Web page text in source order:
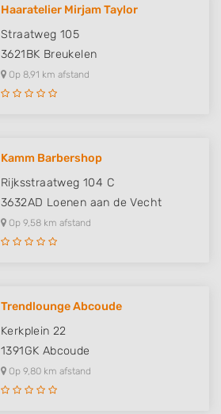
Haaratelier Mirjam Taylor
Straatweg 105
3621BK Breukelen
Op 8,91 km afstand
Kamm Barbershop
Rijksstraatweg 104 C
3632AD Loenen aan de Vecht
Op 9,58 km afstand
Trendlounge Abcoude
Kerkplein 22
1391GK Abcoude
Op 9,80 km afstand